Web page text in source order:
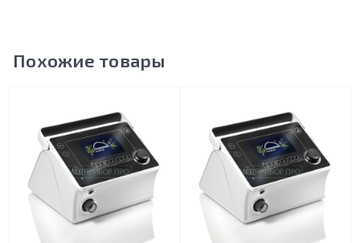
Похожие товары